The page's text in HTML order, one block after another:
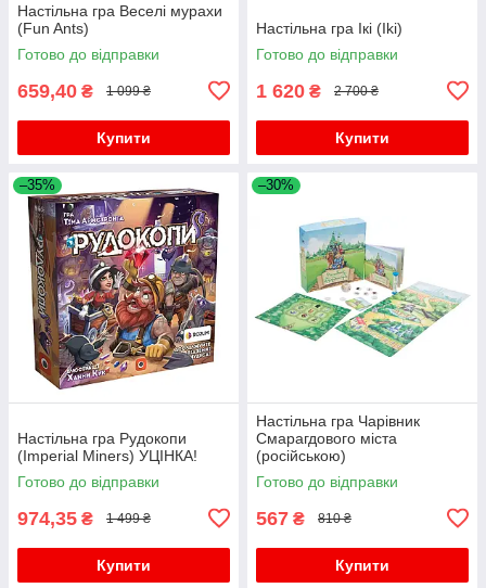
Настільна гра Веселі мурахи
(Fun Ants)
Готово до відправки
659,40 ₴ 1 099 ₴
Купити
Настільна гра Ікі (Iki)
Готово до відправки
1 620 ₴ 2 700 ₴
Купити
–35%
Настільна гра Рудокопи
(Imperial Miners) УЦІНКА!
Готово до відправки
974,35 ₴ 1 499 ₴
Купити
–30%
Настільна гра Чарівник
Смарагдового міста
(російською)
Готово до відправки
567 ₴ 810 ₴
Купити